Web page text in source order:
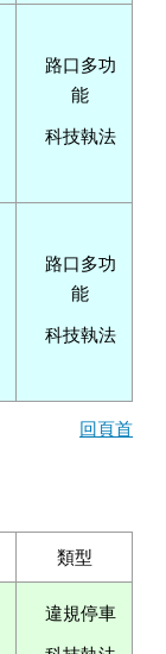
路口多功
能
科技執法
路口多功
能
科技執法
回頁首
類型
違規停車